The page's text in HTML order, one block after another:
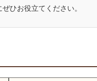
ひお役立てください。